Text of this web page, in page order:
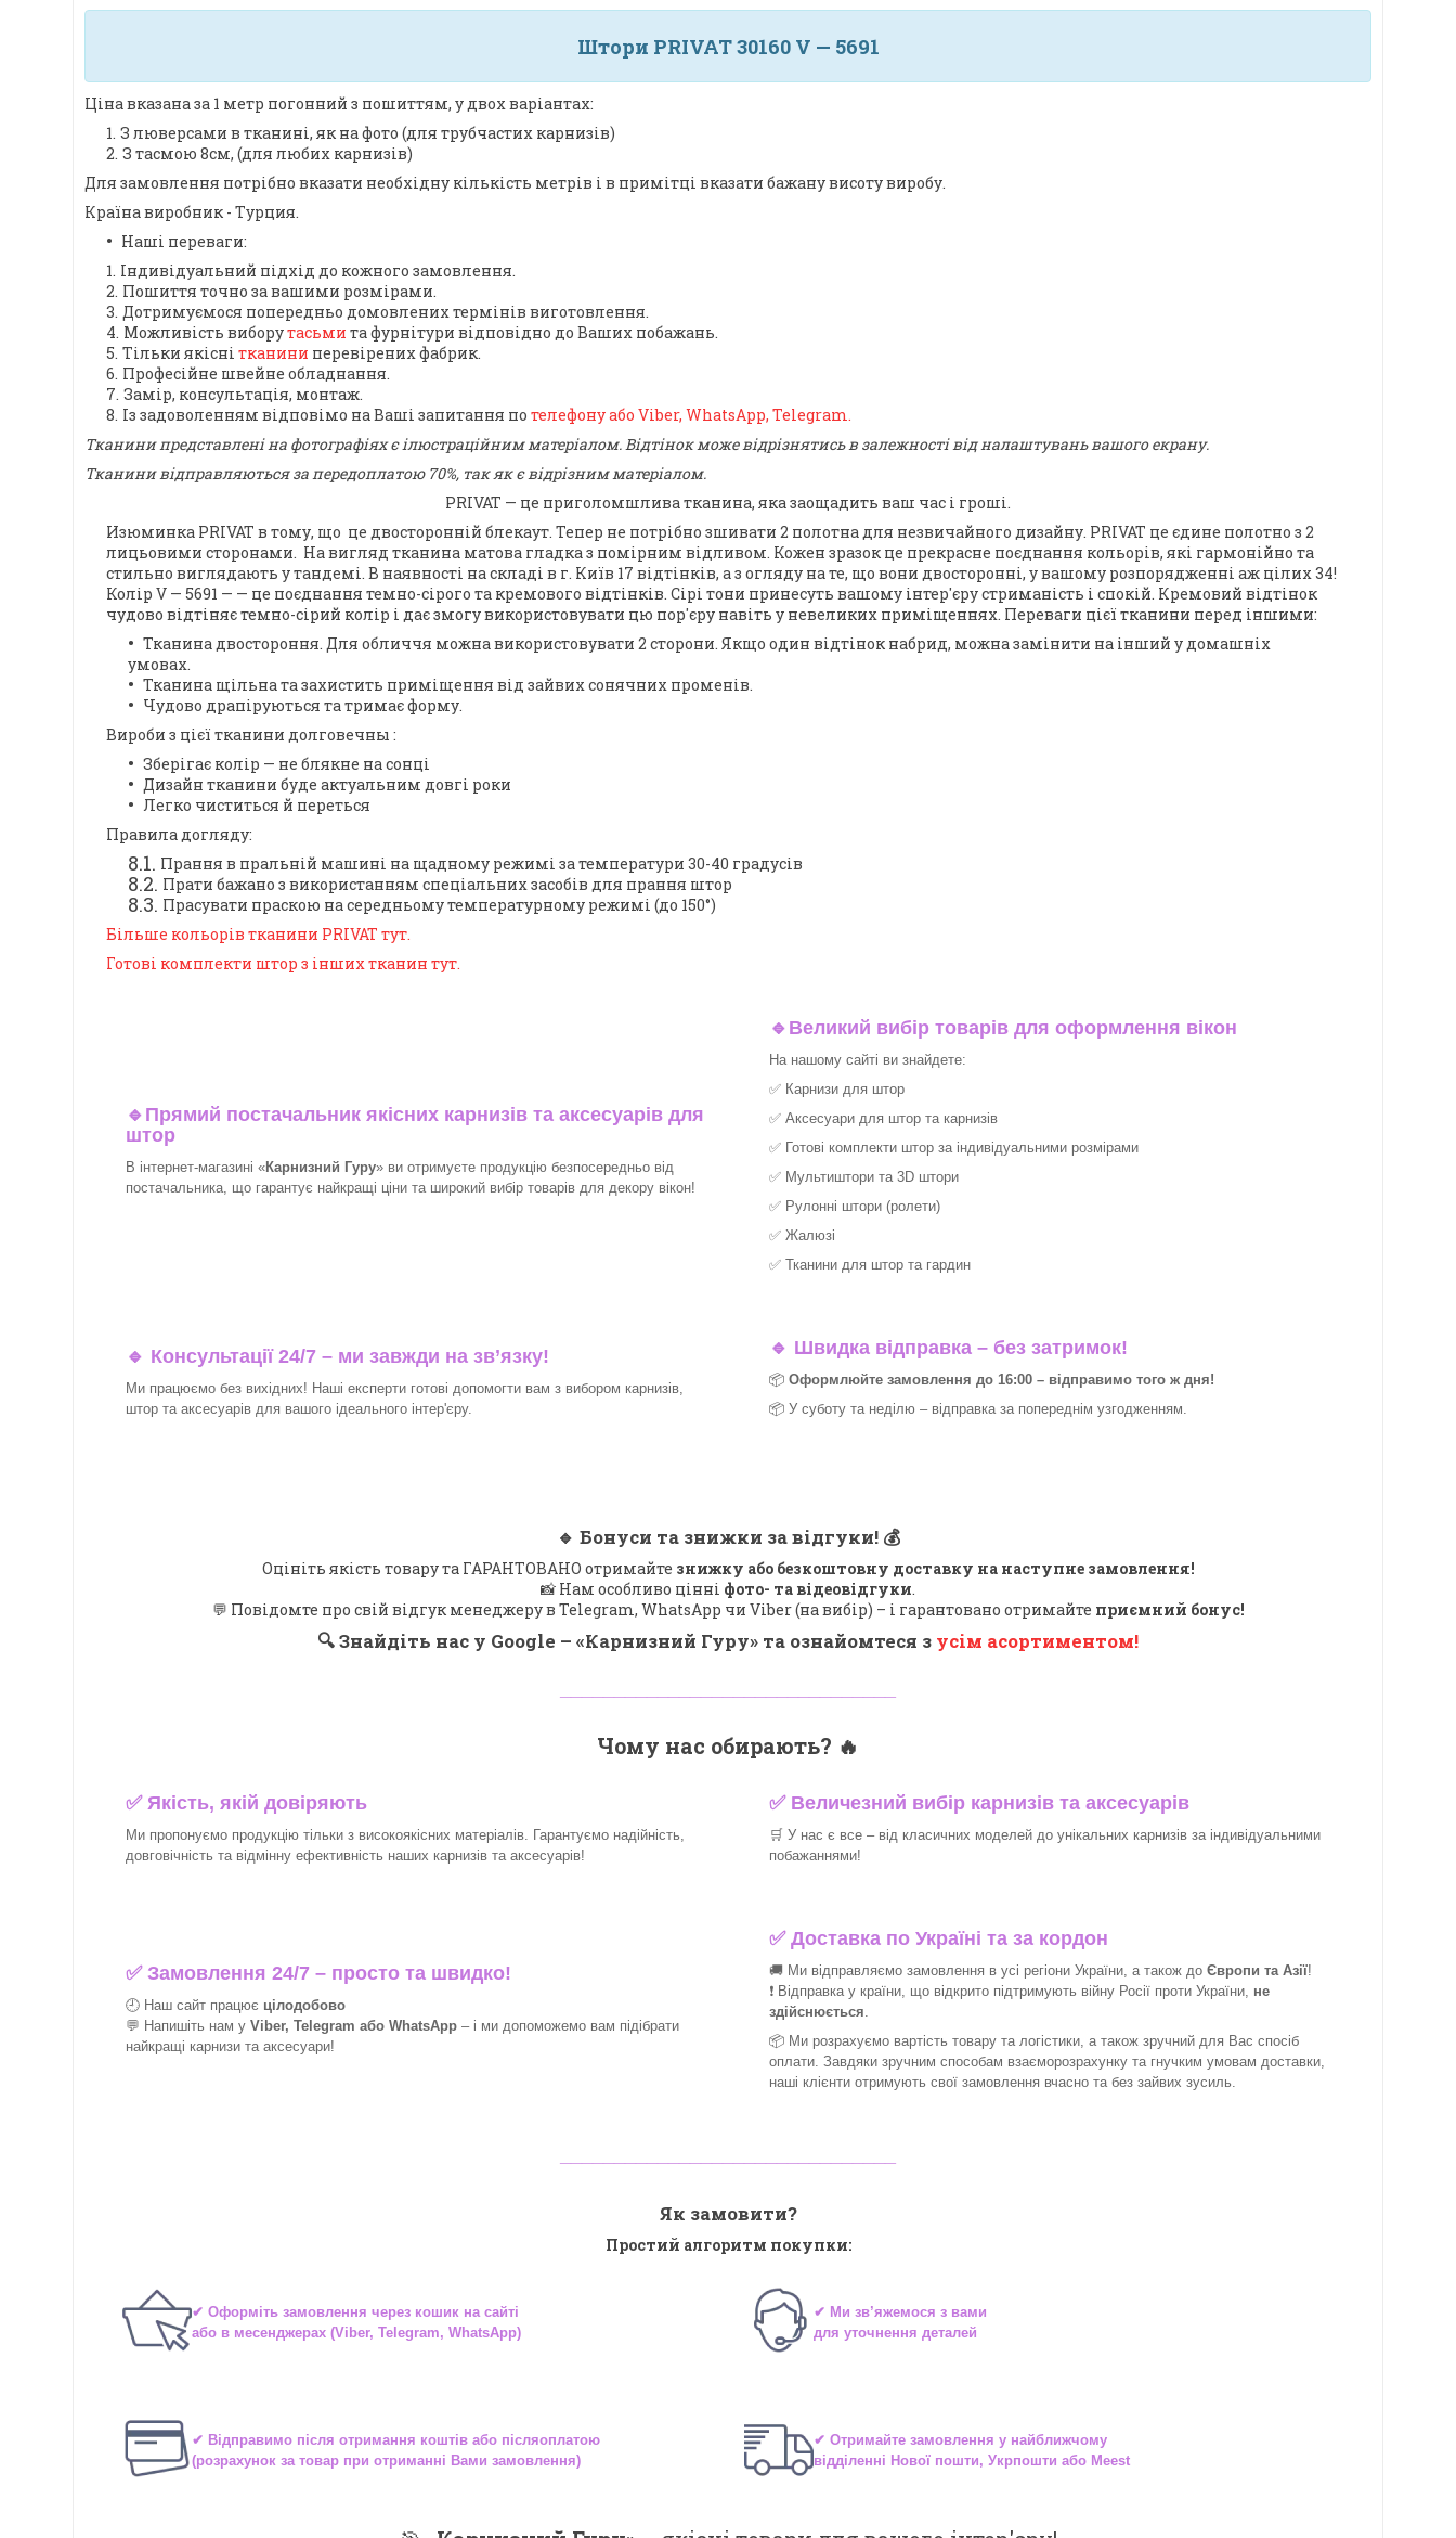
Штори PRIVAT 30160 V — 5691
Ціна вказана за 1 метр погонний з пошиттям, у двох варіантах:
З люверсами в тканині, як на фото (для трубчастих карнизів)
З тасмою 8см, (для любих карнизів)
Для замовлення потрібно вказати необхідну кількість метрів і в примітці вказати бажану висоту виробу.
Країна виробник - Турция.
Наші переваги:
Індивідуальний підхід до кожного замовлення.
Пошиття точно за вашими розмірами.
Дотримуємося попередньо домовлених термінів виготовлення.
Можливість виборутасьми та фурнітури відповідно до Ваших побажань.
Тільки якісні тканини перевірених фабрик.
Професійне швейне обладнання.
Замір, консультація, монтаж.
Із задоволенням відповімо на Ваші запитання по телефону або Viber, WhatsApp, Telegram.
Тканини представлені на фотографіях є ілюстраційним матеріалом. Відтінок може відрізнятись в залежності від налаштувань вашого екрану.
Тканини відправляються за передоплатою 70%, так як є відрізним матеріалом.
PRIVAT — це приголомшлива тканина, яка заощадить ваш час і гроші.
Изюминка PRIVAT в тому, що це двосторонній блекаут. Тепер не потрібно зшивати 2 полотна для незвичайного дизайну. PRIVAT це єдине полотно з 2
лицьовими сторонами. На вигляд тканина матова гладка з помірним відливом. Кожен зразок це прекрасне поєднання кольорів, які гармонійно та
стильно виглядають у тандемі. В наявності на складі в г. Київ 17 відтінків, а з огляду на те, що вони двосторонні, у вашому розпорядженні аж цілих34!
Колір V — 5691 — — це поєднання темно-сірого та кремового відтінків. Сірі тони принесуть вашому інтер'єру стриманість і спокій. Кремовий відтінок
чудово відтіняє темно-сірий колір і дає змогу використовувати цю пор'єру навіть у невеликих приміщеннях. Переваги цієї тканини перед іншими:
Тканина двостороння. Для обличчя можна використовувати 2 сторони. Якщо один відтінок набрид, можна замінити на інший у домашніх
умовах.
Тканина щільна та захистить приміщення від зайвих сонячних променів.
Чудово драпіруються та тримає форму.
Вироби з цієї тканини долговечны :
Зберігає колір — не блякне на сонці
Дизайн тканини буде актуальним довгі роки
Легко чиститься й переться
Правила догляду:
Прання в пральній машині на щадному режимі за температури 30-40 градусів
Прати бажано з використанням спеціальних засобів для прання штор
Прасувати праскою на середньому температурному режимі (до 150°)
Більше кольорів тканини PRIVAT тут.
Готові комплекти штор з інших тканин тут.
🔹 Прямий постачальник якісних карнизів та аксесуарів для
штор
В інтернет-магазині «Карнизний Гуру» ви отримуєте продукцію безпосередньо від
постачальника, що гарантує найкращі ціни та широкий вибір товарів для декору вікон!​
🔹 Великий вибір товарів для оформлення вікон
На нашому сайті ви знайдете:
✅ Карнизи для штор
✅ Аксесуари для штор та карнизів
✅ Готові комплекти штор за індивідуальними розмірами
✅ Мультиштори та 3D штори
✅ Рулонні штори (ролети)
✅ Жалюзі
✅ Тканини для штор та гардин
🔹 Консультації 24/7 – ми завжди на зв’язку!
Ми працюємо без вихідних! Наші експерти готові допомогти вам з вибором карнизів,
штор та аксесуарів для вашого ідеального інтер'єру.​
🔹 Швидка відправка – без затримок!
📦 Оформлюйте замовлення до 16:00 – відправимо того ж дня!
📦 У суботу та неділю – відправка за попереднім узгодженням.
🔹 Бонуси та знижки за відгуки! 💰
Оцініть якість товару та ГАРАНТОВАНО отримайте знижку або безкоштовну доставку на наступне замовлення!
📸 Нам особливо цінні фото- та відеовідгуки.
💬 Повідомте про свій відгук менеджеру в Telegram, WhatsApp чи Viber (на вибір) – і гарантовано отримайте приємний бонус!
🔍Знайдіть нас у Google – «Карнизний Гуру» та ознайомтеся з усім асортиментом!
Чому нас обирають? 🔥
✅Якість, якій довіряють
Ми пропонуємо продукцію тільки з високоякісних матеріалів. Гарантуємо надійність,
довговічність та відмінну ефективність наших карнизів та аксесуарів!​
✅ Величезний вибір карнизів та аксесуарів
🛒 У нас є все – від класичних моделей до унікальних карнизів за індивідуальними
побажаннями!​
✅Замовлення 24/7 – просто та швидко!
🕘 Наш сайт працює цілодобово
💬 Напишіть нам у Viber, Telegram або WhatsApp – і ми допоможемо вам підібрати
найкращі карнизи та аксесуари!
✅Доставка по Україні та за кордон
🚚 Ми відправляємо замовлення в усі регіони України, а також до Європи та Азії!
❗ Відправка у країни, що відкрито підтримують війну Росії проти України, не
здійснюється
📦 Ми розрахуємо вартість товару та логістики, а також зручний для Вас спосіб
оплати. Завдяки зручним способам взаєморозрахунку та гнучким умовам доставки,
наші клієнти отримують свої замовлення вчасно та без зайвих зусиль.
Як замовити?
Простий алгоритм покупки:
✔ Оформіть замовлення через кошик на сайті
або в месенджерах (Viber, Telegram, WhatsApp)
✔ Ми зв’яжемося з вами
для уточнення деталей
✔ Відправимо після отримання коштів або післяоплатою
(розрахунок за товар при отриманні Вами замовлення)
✔ Отримайте замовлення у найближчому
відділенні Нової пошти, Укрпошти або Meest